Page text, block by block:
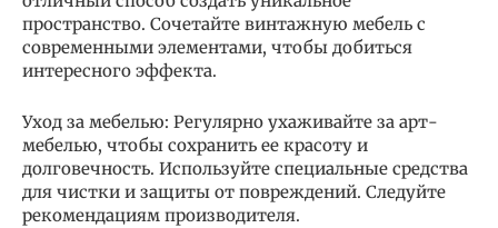
пространство. Сочетайте винтажную мебель с
современными элементами, чтобы добиться
интересного эффекта.
Уход за мебелью: Регулярно ухаживайте за арт-
мебелью, чтобы сохранить ее красоту и
долговечность. Используйте специальные средства
для чистки и защиты от повреждений. Следуйте
рекомендациям производителя.